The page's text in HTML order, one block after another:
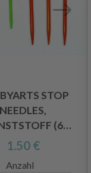
STOP
NEEDLES,
(6
NADELN)
1.50 €
Anzahl